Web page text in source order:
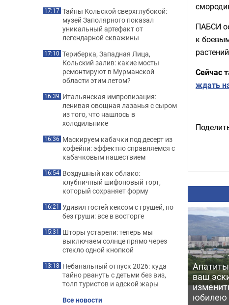
ПАБСИ
к
Сейчас
ждать
ваш
юбилею
17:17 Тайны Кольской сверхглубокой:
музей Заполярного показал
уникальный артефакт от
легендарной скважины
17:10 Териберка, Западная Лица,
Кольский залив: какие мосты
ремонтируют в Мурманской
области этим летом?
16:39 Итальянская импровизация:
ленивая овощная лазанья с сыром
из того, что нашлось в
холодильнике
16:36 Маскируем кабачки под десерт из
кофейни: эффектно справляемся с
кабачковым нашествием
16:54 Воздушный как облако:
клубничный шифоновый торт,
который сохраняет форму
16:21 Удивил гостей кексом с грушей, но
без груши: все в восторге
15:31 Шторы устарели: теперь мы
выключаем солнце прямо через
стекло одной кнопкой
13:18 Небанальный отпуск 2026: куда
тайно рвануть с детьми без виз,
толп туристов и адской жары
Все новости